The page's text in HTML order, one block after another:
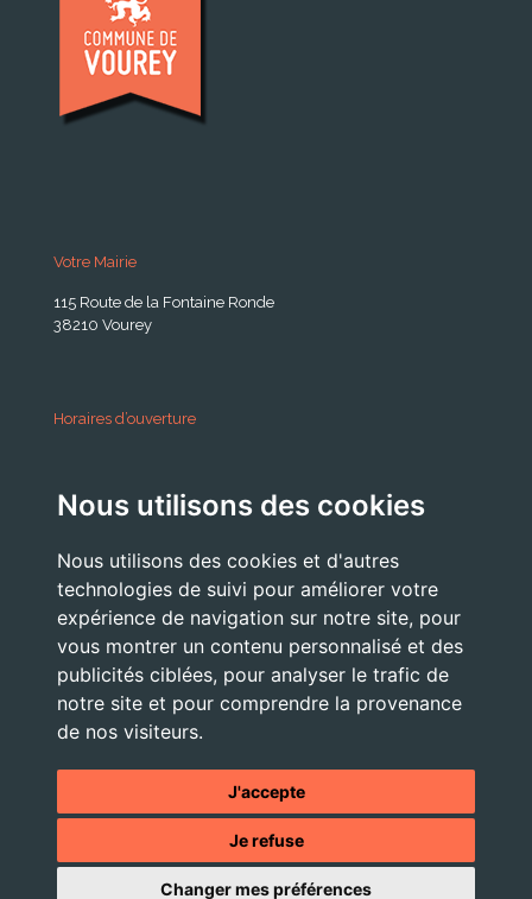
Nous utilisons des cookies
Nous utilisons des cookies et d'autres
technologies de suivi pour améliorer votre
expérience de navigation sur notre site, pour
vous montrer un contenu personnalisé et des
publicités ciblées, pour analyser le trafic de
notre site et pour comprendre la provenance
de nos visiteurs.
J'accepte
Je refuse
Changer mes préférences
Votre Mairie
115 Route de la Fontaine Ronde
38210 Vourey
Horaires d’ouverture
Lundi . Mardi : 10h 12h /16h 18h30
Jeudi . Vendredi : 13h30 / 17h
Nous Contacter
accueil@commune-vourey.fr
© 2026 - Tous droits réservés -Mentions légales- Site réalisé
agence web OXIWIZ située dans le Pays Voironnais